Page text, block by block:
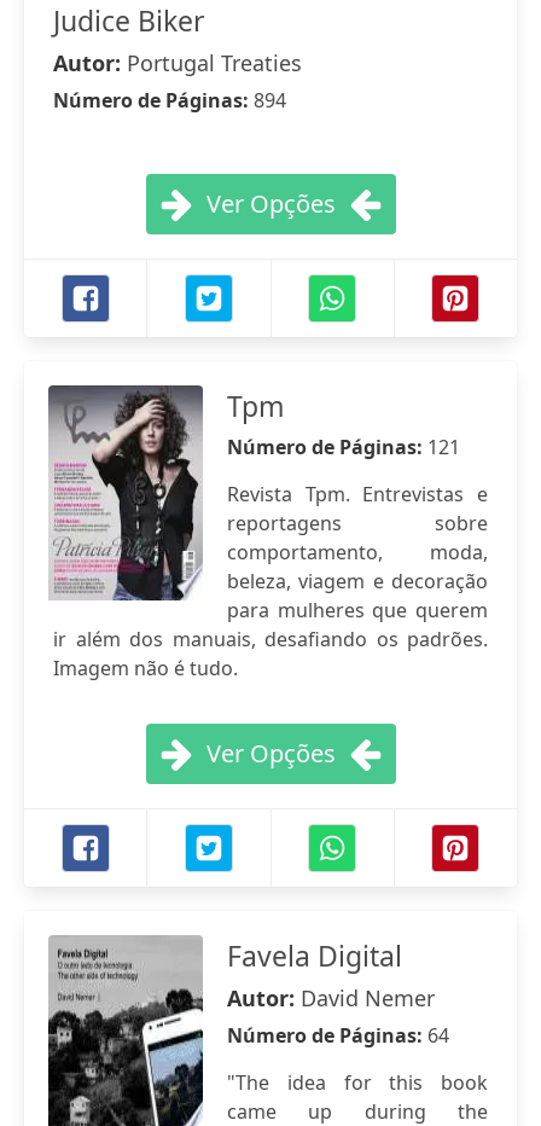
Judice Biker
Autor: Portugal Treaties
Número de Páginas: 894
Ver Opções
Tpm
Número de Páginas: 121
Revista Tpm. Entrevistas e
reportagens sobre
comportamento, moda,
beleza, viagem e decoração
para mulheres que querem
ir além dos manuais, desafiando os padrões.
Imagem não é tudo.
Ver Opções
Favela Digital
Autor: David Nemer
Número de Páginas: 64
"The idea for this book
came up during the